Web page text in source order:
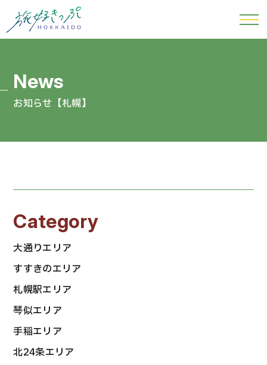
お知らせ【札幌】
Category
大通りエリア
すすきのエリア
札幌駅エリア
琴似エリア
手稲エリア
北24条エリア